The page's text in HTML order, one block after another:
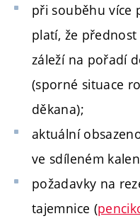
při souběhu více
platí, že přednost
záleží na pořadí
(sporné situace
děkana);
aktuální
ve sdíleném
požadavky na
tajemnice (